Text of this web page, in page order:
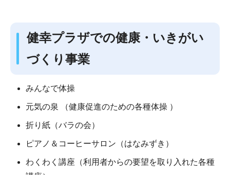
健幸プラザでの健康・いきがい
づくり事業
みんなで体操
元気の泉 （健康促進のための各種体操 ）
折り紙（バラの会）
ピアノ＆コーヒーサロン（はなみずき）
わくわく講座（利用者からの要望を取り入れた各種